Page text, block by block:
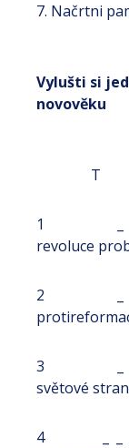
7. Načrtni
Vylušti si
novověku
T
1 _ _
revoluce
2 _ _ _
3 _ _
světové
4 _ _ _